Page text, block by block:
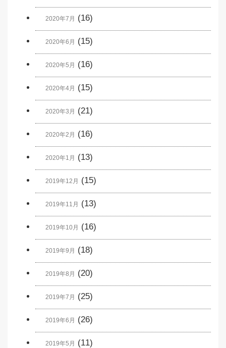
2020年7月 (16)
2020年6月 (15)
2020年5月 (16)
2020年4月 (15)
2020年3月 (21)
2020年2月 (16)
2020年1月 (13)
2019年12月 (15)
2019年11月 (13)
2019年10月 (16)
2019年9月 (18)
2019年8月 (20)
2019年7月 (25)
2019年6月 (26)
2019年5月 (11)